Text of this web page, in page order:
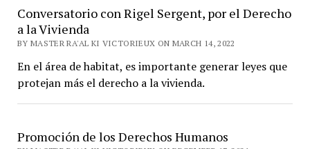
Conversatorio con Rigel Sergent, por el Derecho
a la Vivienda
BY MASTER RA'AL KI VICTORIEUX ON MARCH 14, 2022
En el área de habitat, es importante generar leyes que
protejan más el derecho a la vivienda.
Promoción de los Derechos Humanos